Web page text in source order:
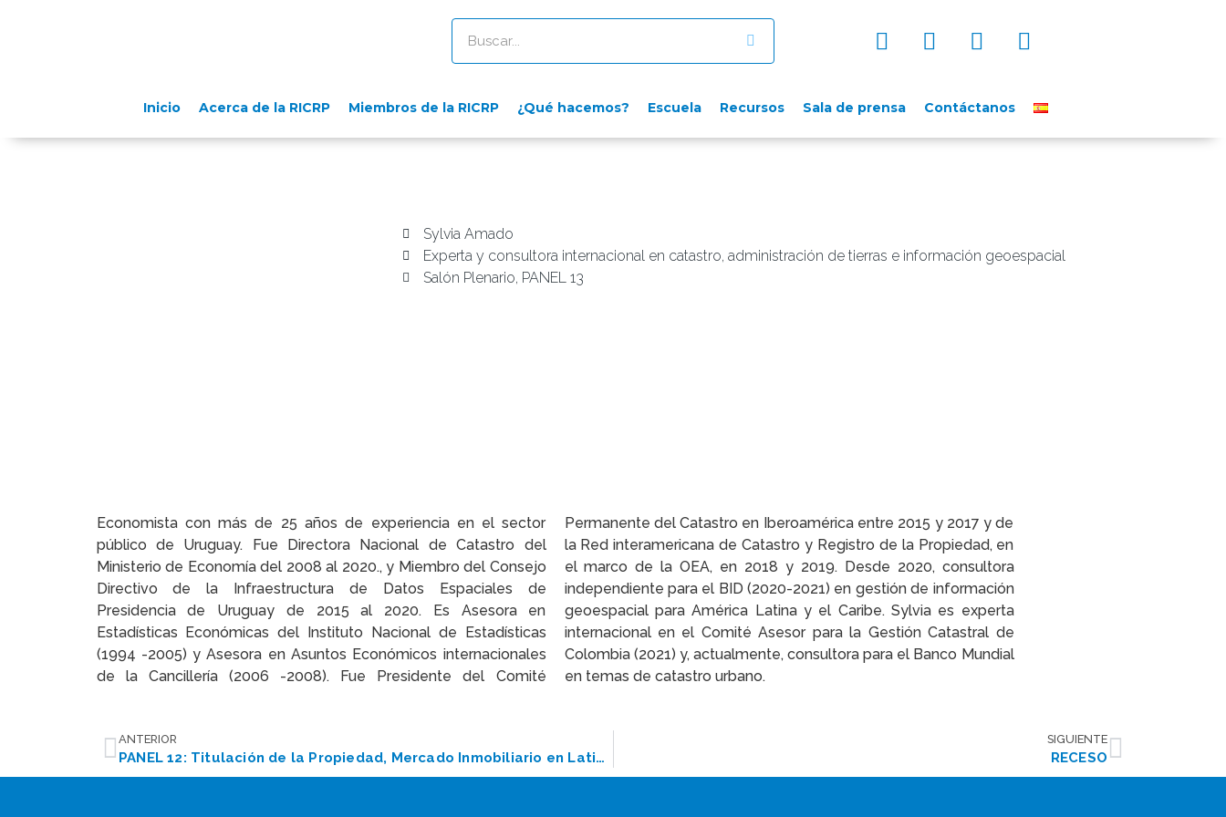
Inicio Acerca de la RICRP Miembros de la RICRP ¿Qué hacemos? Escuela Recursos Sala de prensa Contáctanos
Sylvia Amado
Experta y consultora internacional en catastro, administración de tierras e información geoespacial
Salón Plenario, PANEL 13
Economista con más de 25 años de experiencia en el sector
público de Uruguay. Fue Directora Nacional de Catastro del
Ministerio de Economía del 2008 al 2020., y Miembro del Consejo
Directivo de la Infraestructura de Datos Espaciales de
Presidencia de Uruguay de 2015 al 2020. Es Asesora en
Estadísticas Económicas del Instituto Nacional de Estadísticas
(1994 -2005) y Asesora en Asuntos Económicos internacionales
de la Cancillería (2006 -2008). Fue Presidente del Comité
Permanente del Catastro en Iberoamérica entre 2015 y 2017 y de
la Red interamericana de Catastro y Registro de la Propiedad, en
el marco de la OEA, en 2018 y 2019. Desde 2020, consultora
independiente para el BID (2020-2021) en gestión de información
geoespacial para América Latina y el Caribe. Sylvia es experta
internacional en el Comité Asesor para la Gestión Catastral de
Colombia (2021) y, actualmente, consultora para el Banco Mundial
en temas de catastro urbano.
ANTERIOR
PANEL 12: Titulación de la Propiedad, Mercado Inmobiliario en Latinoamérica y Participación de la Empresa en la Regularización de la Propiedad Inmobiliaria
SIGUIENTE
RECESO